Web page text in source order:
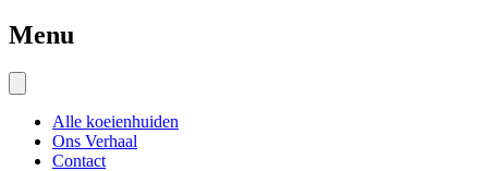
Menu
Alle koeienhuiden
Ons Verhaal
Contact